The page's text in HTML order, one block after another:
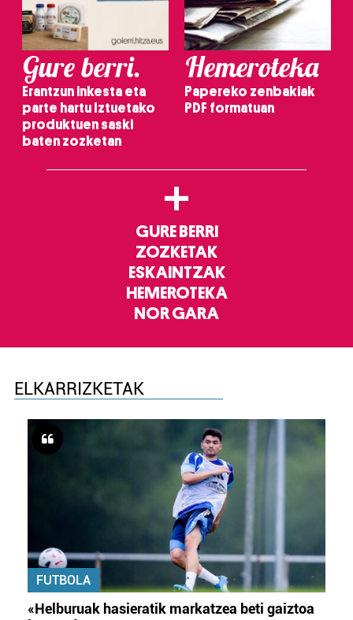
Gure berri.
Erantzun inkesta eta
parte hartu Iztuetako
produktuen saski
baten zozketan
Hemeroteka
Papereko zenbakiak
PDF formatuan
+
GURE BERRI
ZOZKETAK
ESKAINTZAK
HEMEROTEKA
NOR GARA
ELKARRIZKETAK
FUTBOLA
«Helburuak hasieratik markatzea beti gaiztoa